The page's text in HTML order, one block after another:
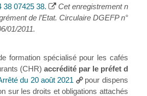
38 07425 38.
Cet enregistrement n
de l’Etat. Circulaire DGEFP n°
01/2011.
formation spécialisé pour les cafés
(CHR) accrédité par le préfet d
du 20 août 2021
pour dispens
sur les droits et obligations attachés